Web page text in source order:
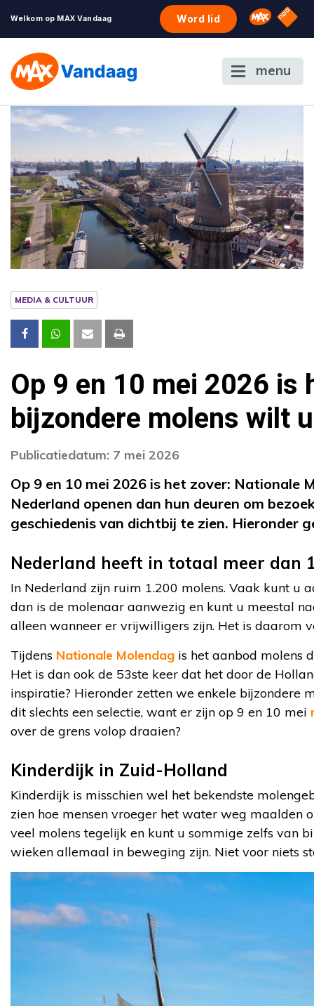
Welkom op MAX Vandaag Word lid Omroep
NPO
menu
MEDIA & CULTUUR
Op 9 en 10 mei 2026 is
bijzondere molens wilt
Publicatiedatum: 7 mei 2026
Op 9 en 10 mei 2026 is het zover: Nationale
Nederland openen dan hun deuren om
geschiedenis van dichtbij te zien. Hieronder
Nederland heeft in totaal meer dan
In Nederland zijn ruim 1.200 molens. Vaak kunt u
dan is de molenaar aanwezig en kunt u meestal
alleen wanneer er vrijwilligers zijn. Het is daarom
Tijdens Nationale Molendag is het aanbod molens
Het is dan ook de 53ste keer dat het door de
inspiratie? Hieronder zetten we enkele bijzondere
dit slechts een selectie, want er zijn op 9 en 10 mei
over de grens volop draaien?
Kinderdijk in Zuid-Holland
Kinderdijk is misschien wel het bekendste
zien hoe mensen vroeger het water weg maalden
veel molens tegelijk en kunt u sommige zelfs van
wieken allemaal in beweging zijn. Niet voor niets